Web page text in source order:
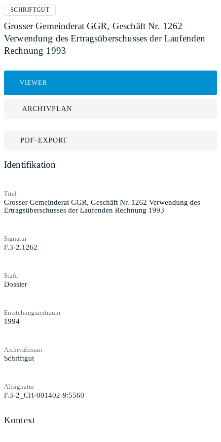
SCHRIFTGUT
Grosser Gemeinderat GGR, Geschäft Nr. 1262
Verwendung des Ertragsüberschusses der Laufenden
Rechnung 1993
VIEWER
ARCHIVPLAN
PDF-EXPORT
Identifikation
Titel
Grosser Gemeinderat GGR, Geschäft Nr. 1262 Verwendung des
Ertragsüberschusses der Laufenden Rechnung 1993
Signatur
F.3-2.1262
Stufe
Dossier
Entstehungszeitraum
1994
Archivalienart
Schriftgut
Altsignatur
F.3-2_CH-001402-9:5560
Kontext